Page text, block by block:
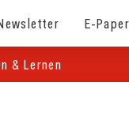
E-Paper
& Lernen